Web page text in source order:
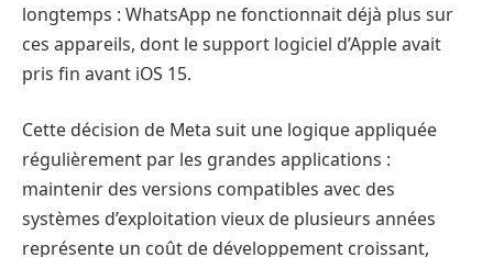
longtemps : WhatsApp ne fonctionnait déjà plus sur
ces appareils, dont le support logiciel d’Apple avait
pris fin avant iOS 15.
Cette décision de Meta suit une logique appliquée
régulièrement par les grandes applications :
maintenir des versions compatibles avec des
systèmes d’exploitation vieux de plusieurs années
représente un coût de développement croissant,